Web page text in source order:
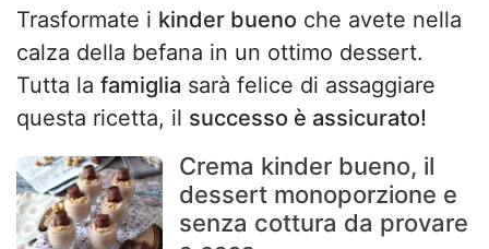
Trasformate i kinder bueno che avete nella
calza della befana in un ottimo dessert.
Tutta la famiglia sarà felice di assaggiare
questa ricetta, il successo è assicurato!
Crema kinder bueno, il
dessert monoporzione e
senza cottura da provare